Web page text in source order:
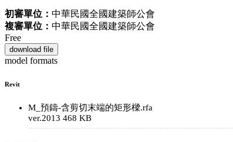
初審單位： 中華民國全國建築師公會
複審單位： 中華民國全國建築師公會
Free
download file
model formats
Revit
M_預鑄-含剪切末端的矩形樑.rfa
ver.2013 468 KB